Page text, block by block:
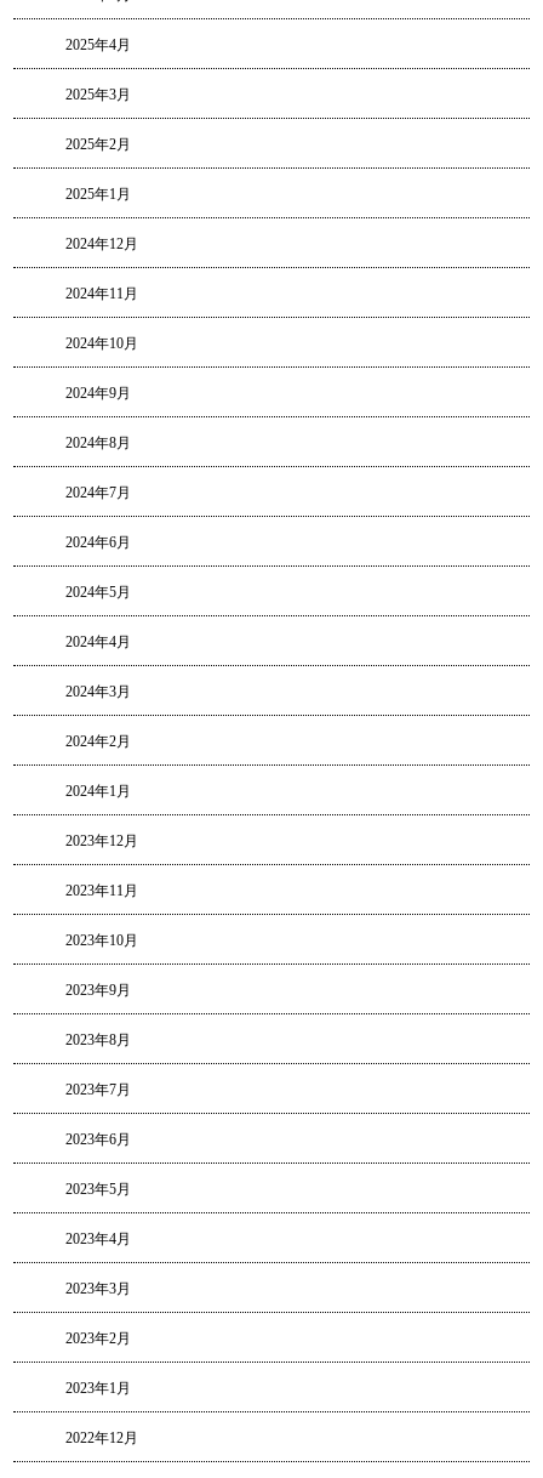
2025年4月
2025年3月
2025年2月
2025年1月
2024年12月
2024年11月
2024年10月
2024年9月
2024年8月
2024年7月
2024年6月
2024年5月
2024年4月
2024年3月
2024年2月
2024年1月
2023年12月
2023年11月
2023年10月
2023年9月
2023年8月
2023年7月
2023年6月
2023年5月
2023年4月
2023年3月
2023年2月
2023年1月
2022年12月